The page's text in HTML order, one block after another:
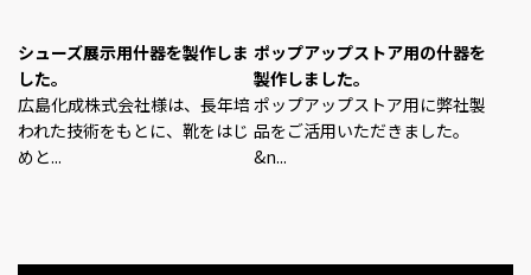
シューズ展示用什器を製作しま
した。
広島化成株式会社様は、長年培
われた技術をもとに、靴をはじ
めと...
ポップアップストア用の什器を
製作しました。
ポップアップストア用に弊社製
品をご活用いただきました。
&n...